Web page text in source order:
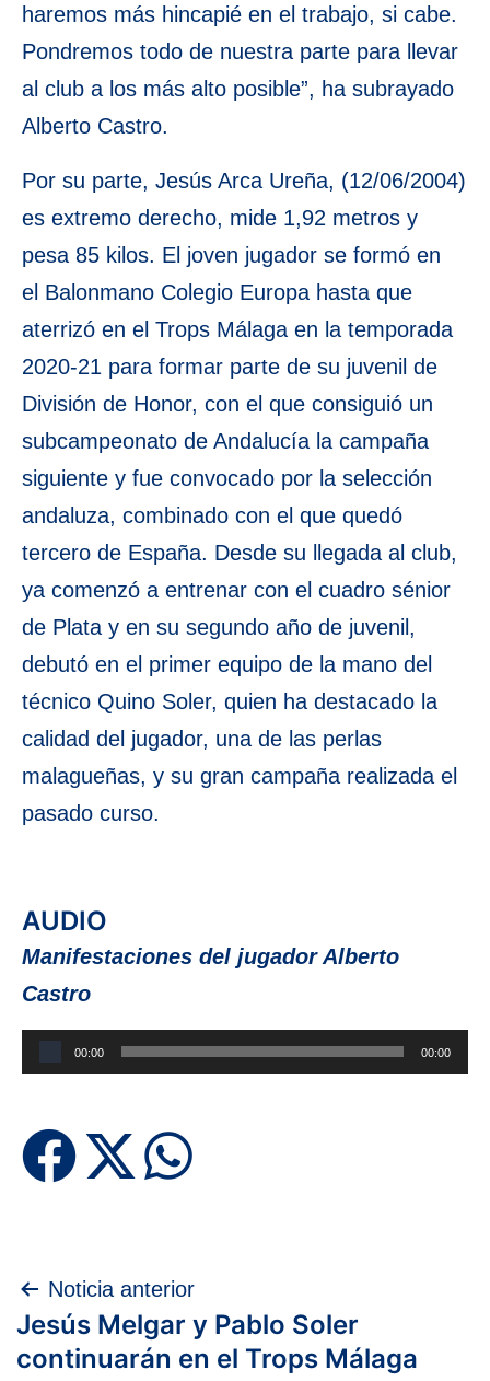
haremos más hincapié en el trabajo, si cabe.
Pondremos todo de nuestra parte para llevar
al club a los más alto posible”, ha subrayado
Alberto Castro.
Por su parte, Jesús Arca Ureña, (12/06/2004)
es extremo derecho, mide 1,92 metros y
pesa 85 kilos. El joven jugador se formó en
el Balonmano Colegio Europa hasta que
aterrizó en el Trops Málaga en la temporada
2020-21 para formar parte de su juvenil de
División de Honor, con el que consiguió un
subcampeonato de Andalucía la campaña
siguiente y fue convocado por la selección
andaluza, combinado con el que quedó
tercero de España. Desde su llegada al club,
ya comenzó a entrenar con el cuadro sénior
de Plata y en su segundo año de juvenil,
debutó en el primer equipo de la mano del
técnico Quino Soler, quien ha destacado la
calidad del jugador, una de las perlas
malagueñas, y su gran campaña realizada el
pasado curso.
AUDIO
Manifestaciones del jugador Alberto
Castro
Reproductor
de
00:00 00:00
Navegación
de
Noticia anterior
Jesús Melgar y Pablo Soler
continuarán en el Trops Málaga